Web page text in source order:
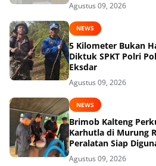
Agustus 09, 2026
NEWS
5 Kilometer Bukan
Diktuk SPKT Polri
Eksdar
Agustus 09, 2026
NEWS
Brimob Kalteng
Karhutla di Murung
Peralatan Siap
Agustus 09, 2026